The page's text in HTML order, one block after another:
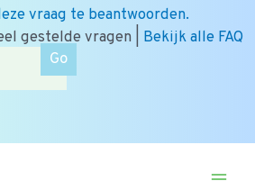
vraag te beantwoorden.
gestelde vragen | Bekijk alle FAQ